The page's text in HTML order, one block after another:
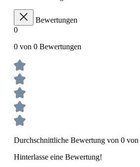
Bewertungen
0
0 von 0 Bewertungen
Durchschnittliche Bewertung von 0 von
Hinterlasse eine Bewertung!